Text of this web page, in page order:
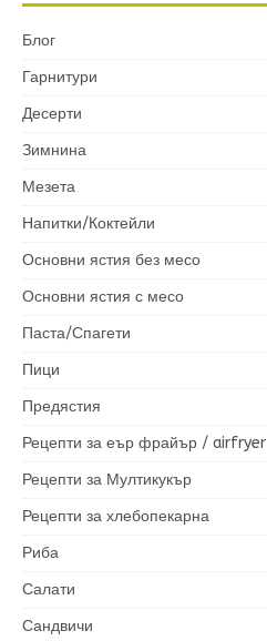
Блог
Гарнитури
Десерти
Зимнина
Мезета
Напитки/Коктейли
Основни ястия без месо
Основни ястия с месо
Паста/Спагети
Пици
Предястия
Рецепти за еър фрайър / airfryer
Рецепти за Мултикукър
Рецепти за хлебопекарна
Риба
Салати
Сандвичи